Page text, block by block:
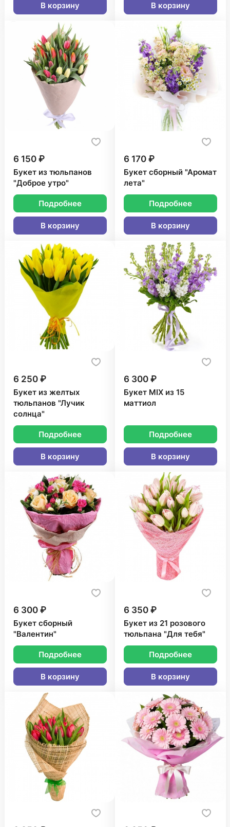
В корзину В корзину
6 150 ₽
Букет из тюльпанов
"Доброе утро"
Подробнее
В корзину
6 170 ₽
Букет сборный "Аромат
лета"
Подробнее
В корзину
6 250 ₽
Букет из желтых
тюльпанов "Лучик
солнца"
Подробнее
В корзину
6 300 ₽
Букет MIX из 15
маттиол
Подробнее
В корзину
6 300 ₽
Букет сборный
"Валентин"
Подробнее
В корзину
6 350 ₽
Букет из 21 розового
тюльпана "Для тебя"
Подробнее
В корзину